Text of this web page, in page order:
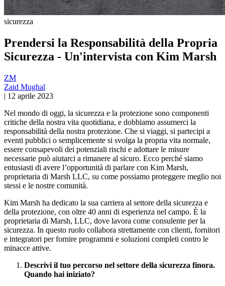
sicurezza
Prendersi la Responsabilità della Propria
Sicurezza - Un'intervista con Kim Marsh
ZM
Zaid Mughal
| 12 aprile 2023
Nel mondo di oggi, la sicurezza e la protezione sono componenti
critiche della nostra vita quotidiana, e dobbiamo assumerci la
responsabilità della nostra protezione. Che si viaggi, si partecipi a
eventi pubblici o semplicemente si svolga la propria vita normale,
essere consapevoli dei potenziali rischi e adottare le misure
necessarie può aiutarci a rimanere al sicuro. Ecco perché siamo
entusiasti di avere l’opportunità di parlare con Kim Marsh,
proprietaria di Marsh LLC, su come possiamo proteggere meglio noi
stessi e le nostre comunità.
Kim Marsh ha dedicato la sua carriera al settore della sicurezza e
della protezione, con oltre 40 anni di esperienza nel campo. È la
proprietaria di Marsh, LLC, dove lavora come consulente per la
sicurezza. In questo ruolo collabora strettamente con clienti, fornitori
e integratori per fornire programmi e soluzioni completi contro le
minacce attive.
Descrivi il tuo percorso nel settore della sicurezza finora.
Quando hai iniziato?